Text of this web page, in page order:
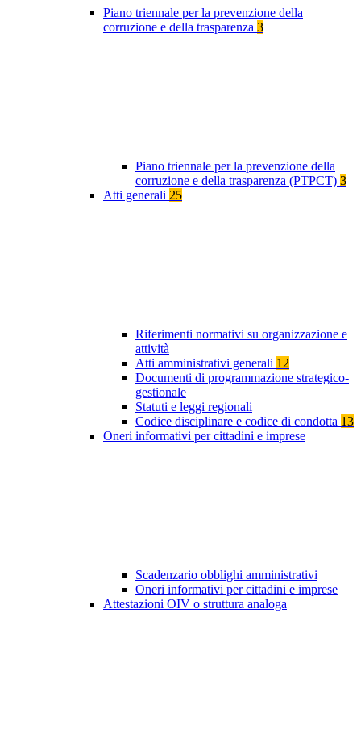
Piano triennale per la prevenzione della
corruzione e della trasparenza 3
Piano triennale per la prevenzione della
corruzione e della trasparenza (PTPCT) 3
Atti generali 25
Riferimenti normativi su organizzazione e
attività
Atti amministrativi generali 12
Documenti di programmazione strategico-
gestionale
Statuti e leggi regionali
Codice disciplinare e codice di condotta 13
Oneri informativi per cittadini e imprese
Scadenzario obblighi amministrativi
Oneri informativi per cittadini e imprese
Attestazioni OIV o struttura analoga